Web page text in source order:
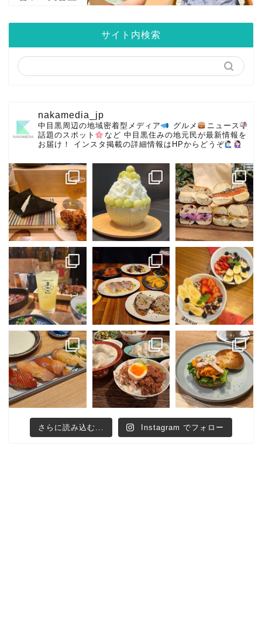
サイト内検索
nakamedia_jp
中目黒周辺の地域密着型メディア グルメ
ニュース
話題のスポット
など 中目黒住みの地元民が最新情報を
お届け！
インスタ掲載の詳細情報はHPからどうぞ
さらに読み込む... Instagram でフォロー